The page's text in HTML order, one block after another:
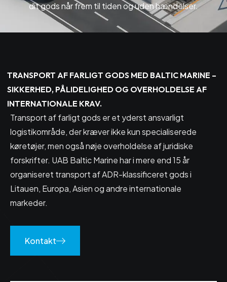
dit gods når frem til tiden og uden hændelser.
TRANSPORT AF FARLIGT GODS MED BALTIC MARINE –
SIKKERHED, PÅLIDELIGHED OG OVERHOLDELSE AF
INTERNATIONALE KRAV.
Transport af farligt gods er et yderst ansvarligt
logistikområde, der kræver ikke kun specialiserede
køretøjer, men også nøje overholdelse af juridiske
forskrifter. UAB Baltic Marine har i mere end 15 år
organiseret transport af ADR-klassificeret gods i
Litauen, Europa, Asien og andre internationale
markeder.
Kontakt